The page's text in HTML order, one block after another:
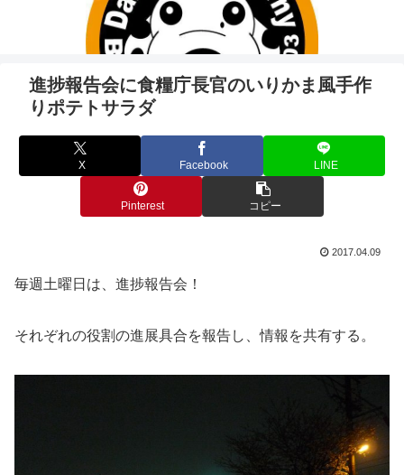
進捗報告会に食糧庁長官のいりかま風手作
りポテトサラダ
X Facebook LINE
Pinterest コピー
2017.04.09
毎週土曜日は、進捗報告会！
それぞれの役割の進展具合を報告し、情報を共有する。